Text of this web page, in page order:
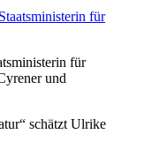
für
und
schätzt Ulrike